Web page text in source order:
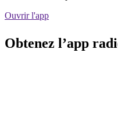
Ouvrir l'app
Obtenez l’app